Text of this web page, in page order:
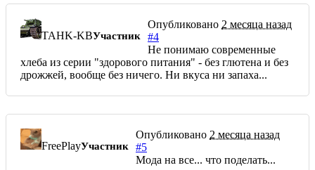
TAHK-KBУчастник
Опубликовано 2 месяца назад
#4
Не понимаю современные
хлеба из серии "здорового питания" - без глютена и без
дрожжей, вообще без ничего. Ни вкуса ни запаха...
FreePlayУчастник
Опубликовано 2 месяца назад
#5
Мода на все... что поделать...